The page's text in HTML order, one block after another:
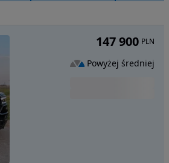
147 900 PLN
Powyżej średniej